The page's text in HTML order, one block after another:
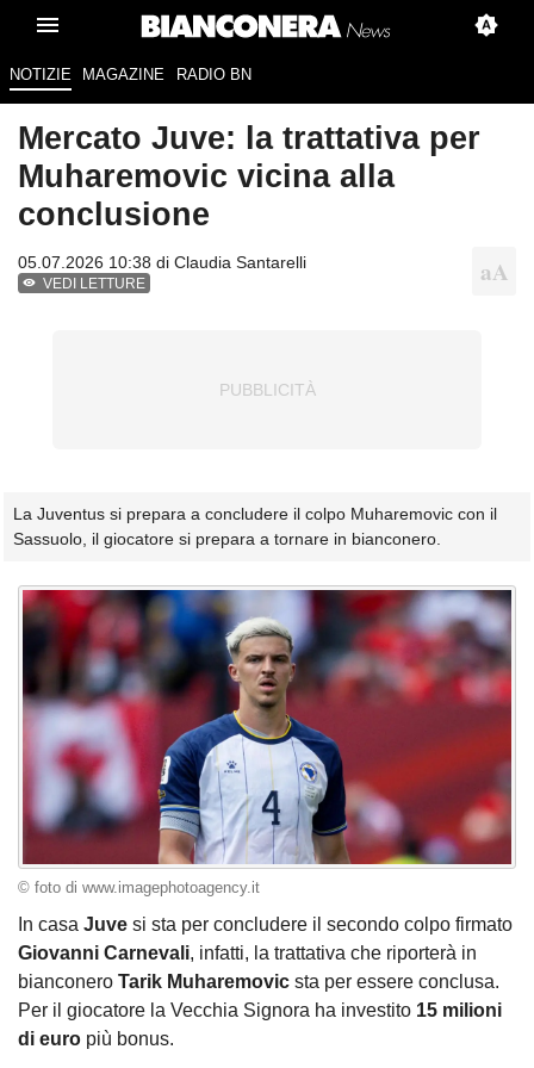
NOTIZIE MAGAZINE RADIO BN
Mercato Juve: la trattativa per
Muharemovic vicina alla
conclusione
05.07.2026 10:38 di Claudia Santarelli
VEDI LETTURE
La Juventus si prepara a concludere il colpo Muharemovic con il
Sassuolo, il giocatore si prepara a tornare in bianconero.
© foto di www.imagephotoagency.it
In casa Juve si sta per concludere il secondo colpo firmato
Giovanni Carnevali, infatti, la trattativa che riporterà in
bianconero Tarik Muharemovic sta per essere conclusa.
Per il giocatore la Vecchia Signora ha investito 15 milioni
di euro più bonus.